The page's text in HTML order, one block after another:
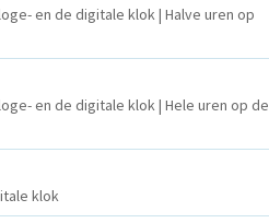
en de digitale klok | Halve uren op
en de digitale klok | Hele uren op de
klok